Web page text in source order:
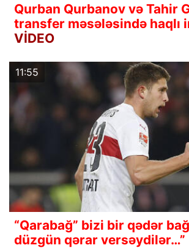
Qurban Qurbanov və Tahir
transfer məsələsində haqlı
VİDEO
11:55
“Qarabağ” bizi bir qədər
düzgün qərar versəydilər…”